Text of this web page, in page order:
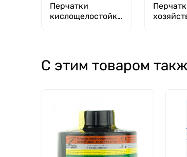
Перчатки
кислощелостойки
С этим товаром